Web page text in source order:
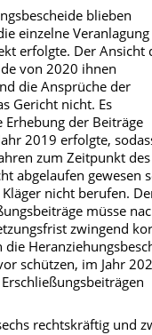
blieben
einzelne
erfolgte. Der Ansicht
von 2020 ihnen
die Ansprüche der
Gericht nicht. Es
der Beiträge
2019 erfolgte,
zum Zeitpunkt des
abgelaufen gewesen
nicht berufen.
müsse
zwingend
schützen, im Jahr
rechtskräftig und